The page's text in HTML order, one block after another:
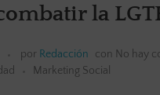
la
por Redacción con No hay
Marketing Social